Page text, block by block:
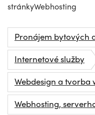
stránkyWebhosting
Pronájem bytových
Internetové služby
Webdesign a tvorba
Webhosting,